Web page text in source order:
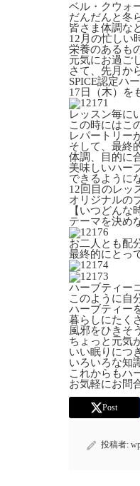
ベル・クウォ
だんだんと冬
皆さま体調な
12月の忙しい
栄養のあるも
元気にお過ご
さて、先月か
SPICE認定ハ
17日（木）を
レッスン毎に
この時にはこ
レパートリー
そして、最終
体調、目的に
美味しいハー
できるように
12回目のレッ
オリジナルの
【いつどんな
テーマを決め
お二人とも配
最終的にとっ
ハーブティー
このように自
ハーブティー
暮らしにたく
風邪をひきそ
ちょっと元気
いい眠りにつ
いろいろな知
これからもハ
お気軽にお問
Post
投稿者: